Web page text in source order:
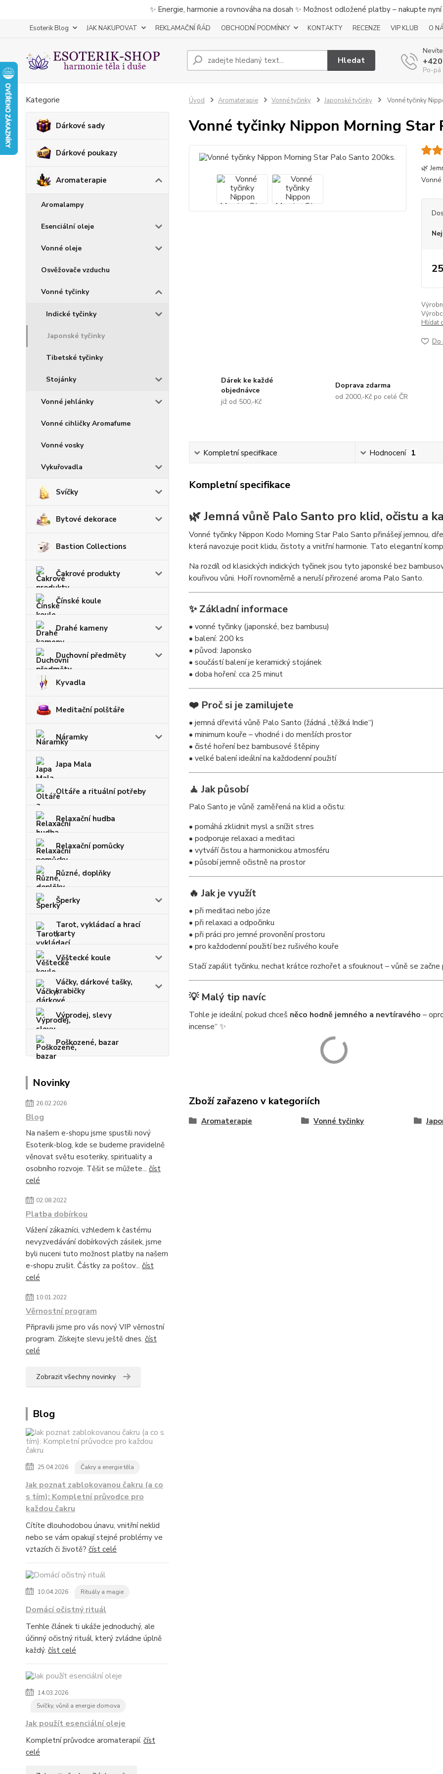
✨ Energie, harmonie a rovnováha na dosah ✨ Možnost odložené platby – nakupte
Esoterik Blog JAK NAKUPOVAT REKLAMAČNÍ ŘÁD OBCHODNÍ PODMÍNKY KONTAKTY RECENZE VIP KLUB O
Hledat
Po-pá
Kategorie
Dárkové sady
Dárkové poukazy
Aromaterapie
Aromalampy
Esenciální oleje
Vonné oleje
Osvěžovače vzduchu
Vonné tyčinky
Indické tyčinky
Japonské tyčinky
Tibetské tyčinky
Stojánky
Vonné jehlánky
Vonné cihličky Aromafume
Vonné vosky
Vykuřovadla
Svíčky
Bytové dekorace
Bastion Collections
Čakrové produkty
Čínské koule
Drahé kameny
Duchovní předměty
Kyvadla
Meditační polštáře
Náramky
Japa Mala
Oltáře a rituální potřeby
Relaxační hudba
Relaxační pomůcky
Různé, doplňky
Šperky
Tarot, vykládací a hrací
karty
Věštecké koule
Váčky, dárkové tašky,
krabičky
Výprodej, slevy
Poškozené, bazar
Novinky
26.02.2026
Blog
Na našem e-shopu jsme spustili nový
Esoterik-blog, kde se budeme pravidelně
věnovat světu esoteriky, spirituality a
osobního rozvoje. Těšit se můžete... číst
celé
02.08.2022
Platba dobírkou
Vážení zákazníci, vzhledem k častému
nevyzvedávání dobírkových zásilek, jsme
byli nuceni tuto možnost platby na našem
e-shopu zrušit. Částky za poštov... číst
celé
10.01.2022
Věrnostní program
Připravili jsme pro vás nový VIP věrnostní
program. Získejte slevu ještě dnes. číst
celé
Zobrazit všechny novinky
Blog
25.04.2026 Čakry a energie těla
Jak poznat zablokovanou čakru (a co
s tím): Kompletní průvodce pro
každou čakru
Cítíte dlouhodobou únavu, vnitřní neklid
nebo se vám opakují stejné problémy ve
vztazích či životě? číst celé
10.04.2026 Rituály a magie
Domácí očistný rituál
Tenhle článek ti ukáže jednoduchý, ale
účinný očistný rituál, který zvládne úplně
každý. číst celé
14.03.2026
Svíčky, vůně a energie domova
Jak použít esenciální oleje
Kompletní průvodce aromaterapií. číst
celé
Úvod Aromaterapie Vonné tyčinky Japonské tyčinky Vonné tyčinky
Vonné tyčinky Nippon Morning Star
🌿
Hlídat
Do
Dárek ke každé
objednávce
již od 500,-Kč
Doprava zdarma
od 2000,-Kč po celé ČR
Kompletní specifikace Hodnocení 1
Kompletní specifikace
🌿 Jemná vůně Palo Santo pro klid, očistu a
Vonné tyčinky Nippon Kodo Morning Star Palo Santo přinášejí jemnou,
která navozuje pocit klidu, čistoty a vnitřní harmonie. Tato elegantní
Na rozdíl od klasických indických tyčinek jsou tyto japonské bez
kouřivou vůni. Hoří rovnoměrně a neruší přirozené aroma Palo Santo.
✨ Základní informace
• vonné tyčinky (japonské, bez bambusu)
• balení: 200 ks
• původ: Japonsko
• součástí balení je keramický stojánek
• doba hoření: cca 25 minut
❤️ Proč si je zamilujete
• jemná dřevitá vůně Palo Santo (žádná „těžká Indie“)
• minimum kouře – vhodné i do menších prostor
• čisté hoření bez bambusové štěpiny
• velké balení ideální na každodenní použití
🧘 Jak působí
Palo Santo je vůně zaměřená na klid a očistu:
• pomáhá zklidnit mysl a snížit stres
• podporuje relaxaci a meditaci
• vytváří čistou a harmonickou atmosféru
• působí jemně očistně na prostor
🔥 Jak je využít
• při meditaci nebo józe
• při relaxaci a odpočinku
• při práci pro jemné provonění prostoru
• pro každodenní použití bez rušivého kouře
Stačí zapálit tyčinku, nechat krátce rozhořet a sfouknout – vůně se
💡 Malý tip navíc
Tohle je ideální, pokud chceš něco hodně jemného a nevtíravého –
incense“ ✨
Zboží zařazeno v kategoriích
Aromaterapie Vonné tyčinky